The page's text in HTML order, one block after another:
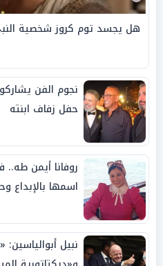
هل يجسد توم كروز شخصية
نجوم الفن
حفل زفاف ابنته
روفانا أيمن
اسمها بالإبداع
نبيل